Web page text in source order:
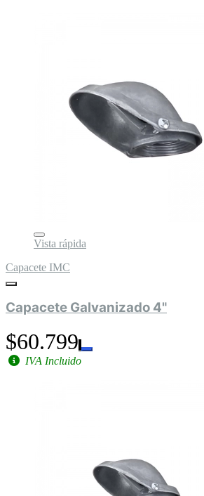
Vista rápida
Capacete IMC
Capacete Galvanizado 4"
$60.799
IVA Incluido